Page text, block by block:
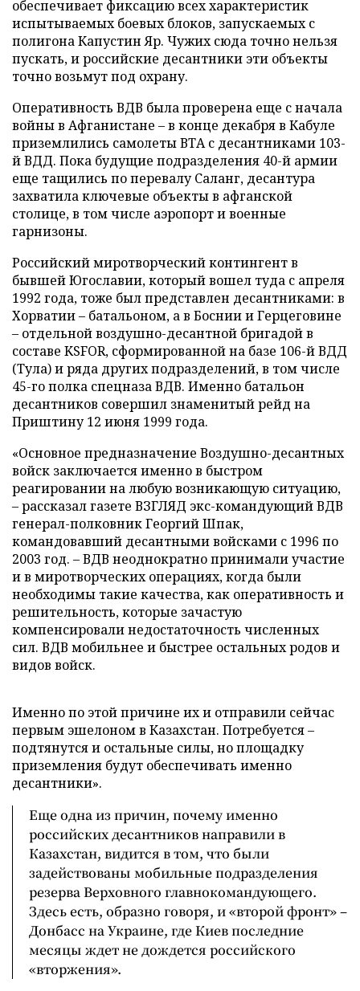
обеспечивает фиксацию всех характеристик
испытываемых боевых блоков, запускаемых с
полигона Капустин Яр. Чужих сюда точно нельзя
пускать, и российские десантники эти объекты
точно возьмут под охрану.
Оперативность ВДВ была проверена еще с начала
войны в Афганистане – в конце декабря в Кабуле
приземлились самолеты ВТА с десантниками 103-
й ВДД. Пока будущие подразделения 40-й армии
еще тащились по перевалу Саланг, десантура
захватила ключевые объекты в афганской
столице, в том числе аэропорт и военные
гарнизоны.
Российский миротворческий контингент в
бывшей Югославии, который вошел туда с апреля
1992 года, тоже был представлен десантниками: в
Хорватии – батальоном, а в Боснии и Герцеговине
– отдельной воздушно-десантной бригадой в
составе KSFOR, сформированной на базе 106-й ВДД
(Тула) и ряда других подразделений, в том числе
45-го полка спецназа ВДВ. Именно батальон
десантников совершил знаменитый рейд на
Приштину 12 июня 1999 года.
«Основное предназначение Воздушно-десантных
войск заключается именно в быстром
реагировании на любую возникающую ситуацию,
– рассказал газете ВЗГЛЯД экс-командующий ВДВ
генерал-полковник Георгий Шпак,
командовавший десантными войсками с 1996 по
2003 год. – ВДВ неоднократно принимали участие
и в миротворческих операциях, когда были
необходимы такие качества, как оперативность и
решительность, которые зачастую
компенсировали недостаточность численных
сил. ВДВ мобильнее и быстрее остальных родов и
видов войск.
Именно по этой причине их и отправили сейчас
первым эшелоном в Казахстан. Потребуется –
подтянутся и остальные силы, но площадку
приземления будут обеспечивать именно
десантники».
Еще одна из причин, почему именно
российских десантников направили в
Казахстан, видится в том, что были
задействованы мобильные подразделения
резерва Верховного главнокомандующего.
Здесь есть, образно говоря, и «второй фронт» –
Донбасс на Украине, где Киев последние
месяцы ждет не дождется российского
«вторжения».